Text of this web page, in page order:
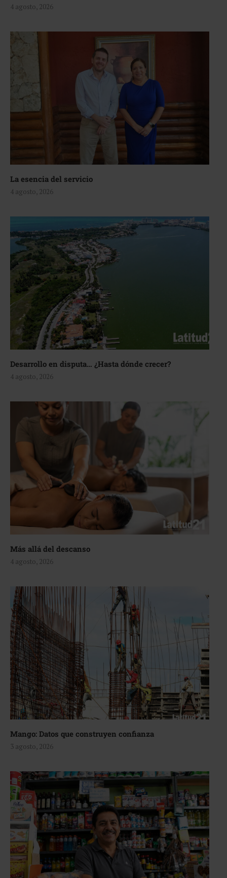
4 agosto, 2026
La esencia del servicio
4 agosto, 2026
Desarrollo en disputa… ¿Hasta dónde crecer?
4 agosto, 2026
Más allá del descanso
4 agosto, 2026
Mango: Datos que construyen confianza
3 agosto, 2026